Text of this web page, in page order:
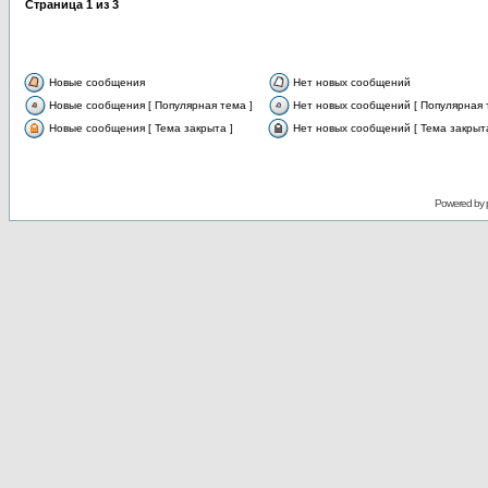
Страница 1 из 3
Новые сообщения
Нет новых сообщений
Новые сообщения [ Популярная тема ]
Нет новых сообщений [ Популярная
Новые сообщения [ Тема закрыта ]
Нет новых сообщений [ Тема
Powered by